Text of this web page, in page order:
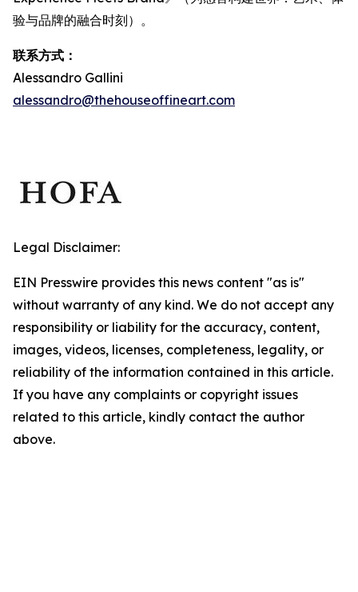
验与品牌的融合时刻）。
联系方式：
Alessandro Gallini
alessandro@thehouseoffineart.com
Legal Disclaimer:
EIN Presswire provides this news content "as is"
without warranty of any kind. We do not accept any
responsibility or liability for the accuracy, content,
images, videos, licenses, completeness, legality, or
reliability of the information contained in this article.
If you have any complaints or copyright issues
related to this article, kindly contact the author
above.